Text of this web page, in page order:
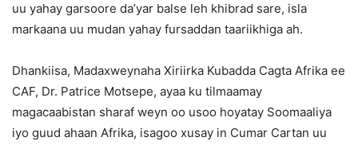
uu yahay garsoore da’yar balse leh khibrad sare, isla
markaana uu mudan yahay fursaddan taariikhiga ah.
Dhankiisa, Madaxweynaha Xiriirka Kubadda Cagta Afrika ee
CAF, Dr. Patrice Motsepe, ayaa ku tilmaamay
magacaabistan sharaf weyn oo usoo hoyatay Soomaaliya
iyo guud ahaan Afrika, isagoo xusay in Cumar Cartan uu